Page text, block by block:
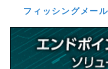
フィッシングメー